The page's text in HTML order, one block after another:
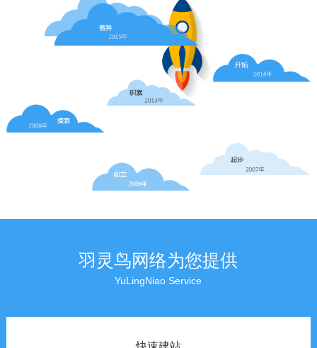
羽灵鸟网络为您提供
YuLingNiao Service